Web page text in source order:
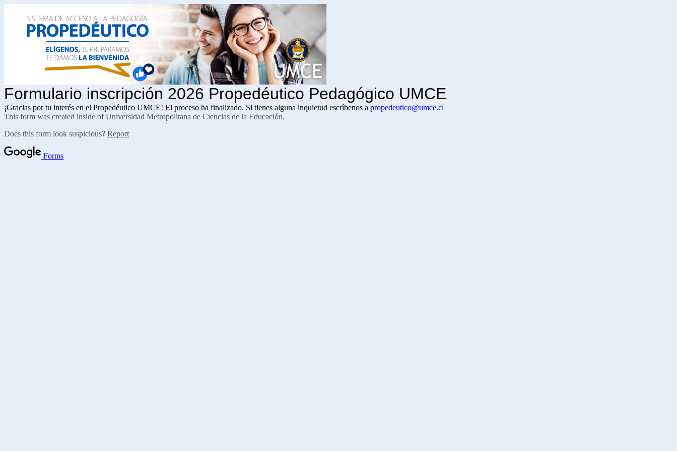
Formulario inscripción 2026 Propedéutico Pedagógico UMCE
¡Gracias por tu interés en el Propedéutico UMCE! El proceso ha finalizado. Si tienes alguna inquietud escríbenos a propedeutico@umce.cl
This form was created inside of Universidad Metropolitana de Ciencias de la Educación.
Does this form look suspicious? Report
Forms